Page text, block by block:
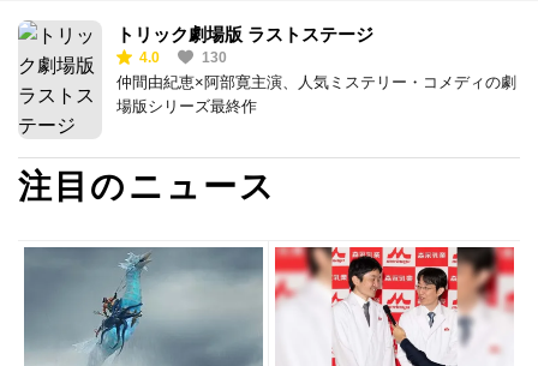
トリック劇場版 ラストステージ
4.0 130
仲間由紀恵×阿部寛主演、人気ミステリー・コメディの劇
場版シリーズ最終作
注目のニュース